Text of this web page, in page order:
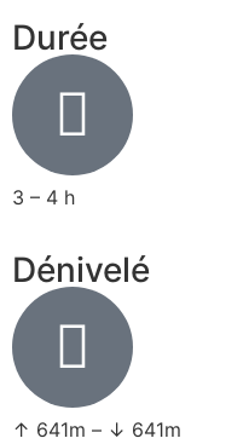
Durée
3 – 4 h
Dénivelé
↑ 641m – ↓ 641m